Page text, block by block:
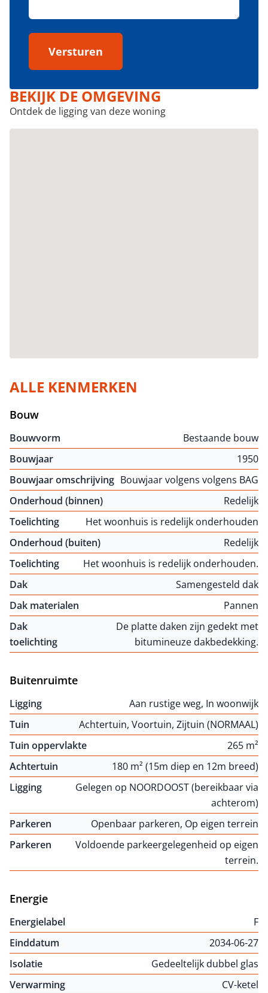
Versturen
BEKIJK DE OMGEVING
Ontdek de ligging van deze woning
ALLE KENMERKEN
Bouw
Bouwvorm
Bestaande bouw
Bouwjaar
1950
Bouwjaar omschrijving Bouwjaar volgens volgens BAG
Onderhoud (binnen)
Redelijk
Toelichting
Het woonhuis is redelijk onderhouden
Onderhoud (buiten)
Redelijk
Toelichting
Het woonhuis is redelijk onderhouden.
Dak
Samengesteld dak
Dak materialen
Pannen
Dak
toelichting
De platte daken zijn gedekt met
bitumineuze dakbedekking.
Buitenruimte
Ligging
Aan rustige weg, In woonwijk
Tuin
Achtertuin, Voortuin, Zijtuin (NORMAAL)
Tuin oppervlakte
265 m²
Achtertuin
180 m² (15m diep en 12m breed)
Ligging
Gelegen op NOORDOOST (bereikbaar via
achterom)
Parkeren
Openbaar parkeren, Op eigen terrein
Parkeren
Voldoende parkeergelegenheid op eigen
terrein.
Energie
Energielabel
F
Einddatum
2034-06-27
Isolatie
Gedeeltelijk dubbel glas
Verwarming
CV-ketel